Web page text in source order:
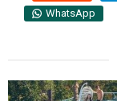
WhatsApp